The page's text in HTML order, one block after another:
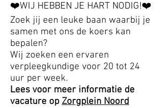
❤️WIJ HEBBEN JE HART NODIG!❤️
Zoek jij een leuke baan waarbij je
samen met ons de koers kan
bepalen?
Wij zoeken een ervaren
verpleegkundige voor 20 tot 24
uur per week.
Lees voor meer informatie de
vacature op Zorgplein Noord